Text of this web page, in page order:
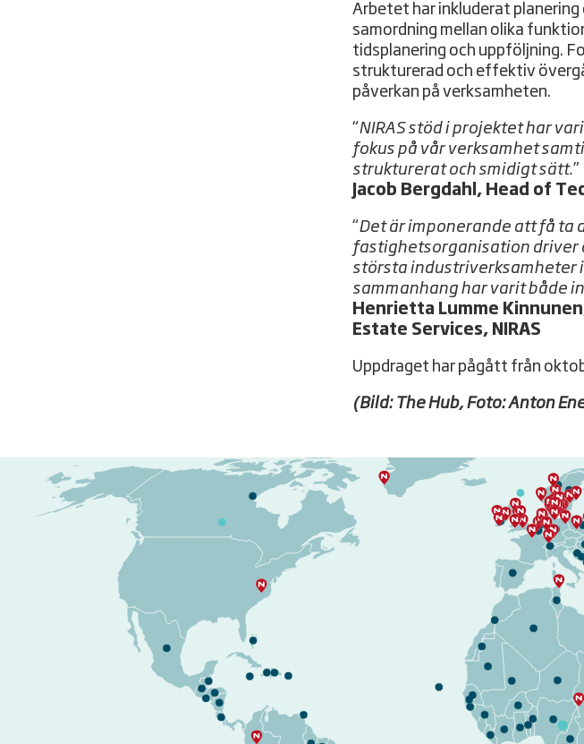
Arbetet har inkluderat
samordning mellan olika
tidsplanering och uppföljning.
strukturerad och effektiv
påverkan på verksamheten.
“NIRAS stöd i projektet har
fokus på vår verksamhet
strukturerat och smidigt sätt.”
Jacob Bergdahl, Head of
“Det är imponerande att få ta
fastighetsorganisation driver
största industriverksamheter
sammanhang har varit både
Henrietta Lumme
Estate Services, NIRAS
Uppdraget har pågått från
(Bild: The Hub, Foto: Anton